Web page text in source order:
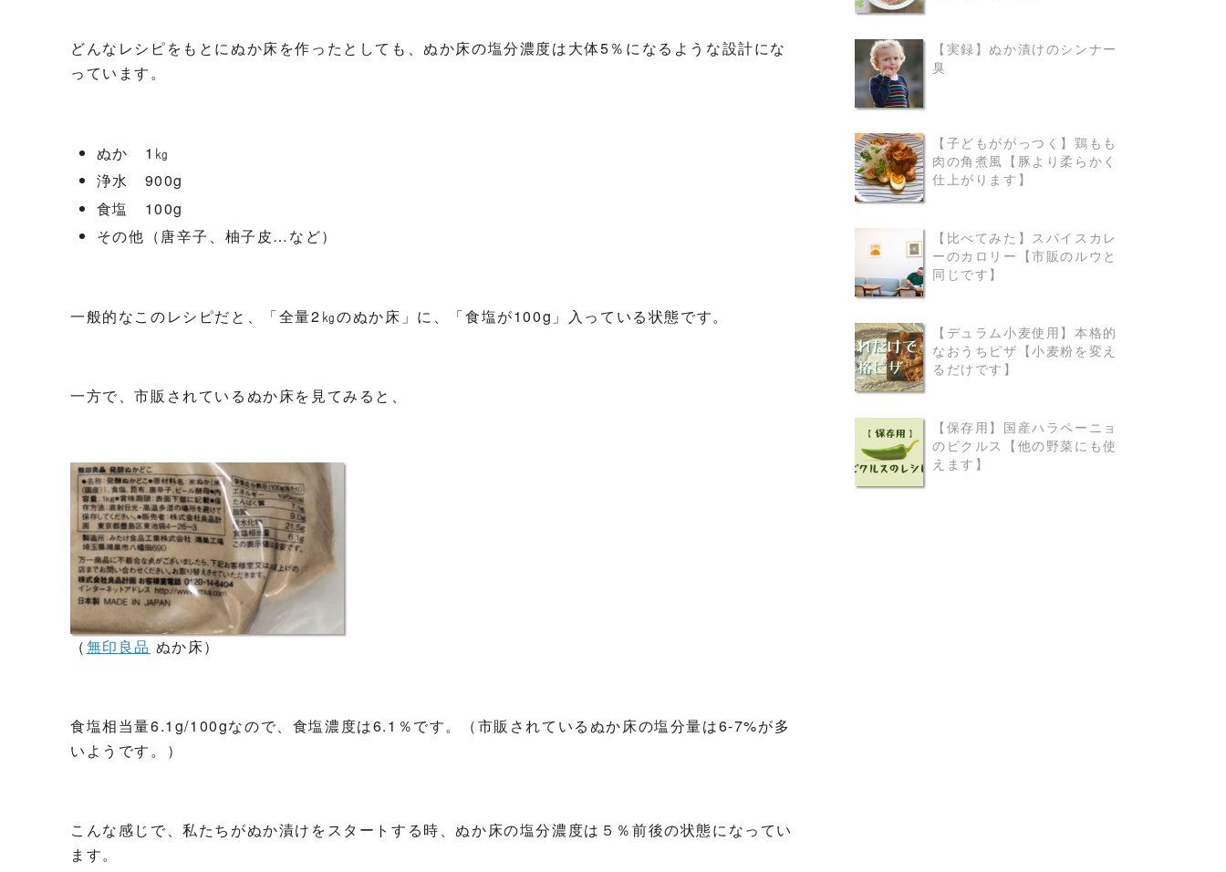
どんなレシピをもとにぬか床を作ったとしても、ぬか床の塩分濃度は大体5％になるような設計にな
っています。
ぬか 1㎏
浄水 900g
食塩 100g
その他（唐辛子、柚子皮…など）
一般的なこのレシピだと、「全量2㎏のぬか床」に、「食塩が100g」入っている状態です。
一方で、市販されているぬか床を見てみると、
（無印良品 ぬか床）
食塩相当量6.1g/100gなので、食塩濃度は6.1％です。（市販されているぬか床の塩分量は6-7%が多
いようです。）
こんな感じで、私たちがぬか漬けをスタートする時、ぬか床の塩分濃度は５％前後の状態になってい
ます。
READ MORE
【実録】ぬか漬けのシンナー
臭
READ MORE
【子どもががっつく】鶏もも
肉の角煮風【豚より柔らかく
仕上がります】
【比べてみた】スパイスカレ
ーのカロリー【市販のルウと
同じです】
READ MORE
【デュラム小麦使用】本格的
なおうちピザ【小麦粉を変え
るだけです】
READ MORE
【保存用】国産ハラペーニョ
のピクルス【他の野菜にも使
えます】